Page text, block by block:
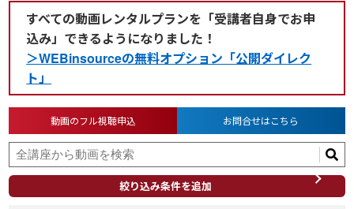
すべての動画レンタルプランを「受講者自身でお申
込み」できるようになりました！
＞WEBinsourceの無料オプション「公開ダイレク
ト」
絞り込み条件を追加
動画のフル視聴申込 お問合せはこちら